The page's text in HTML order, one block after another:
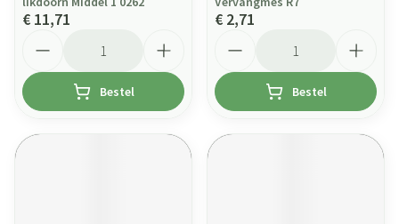
€ 11,71
Bestel
€ 2,71
Bestel